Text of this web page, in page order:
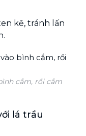
kẽ, tránh lấn
cắm, rồi cắm
lá trầu